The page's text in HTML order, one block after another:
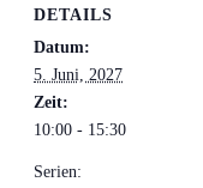
DETAILS
Datum:
5. Juni, 2027
Zeit:
10:00 - 15:30
Serien: